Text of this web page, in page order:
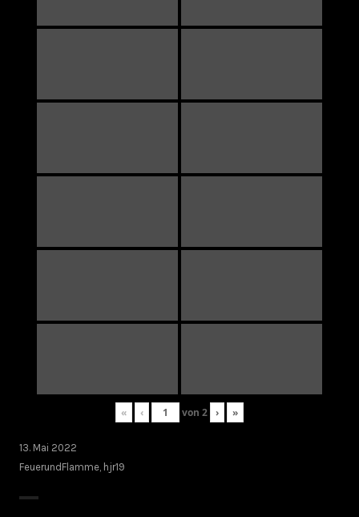
« ‹ von 2 › »
13. Mai 2022
FeuerundFlamme hjr19